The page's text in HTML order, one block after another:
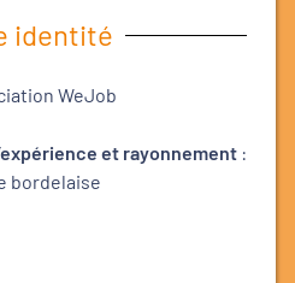
identité
WeJob
et rayonnement :
bordelaise